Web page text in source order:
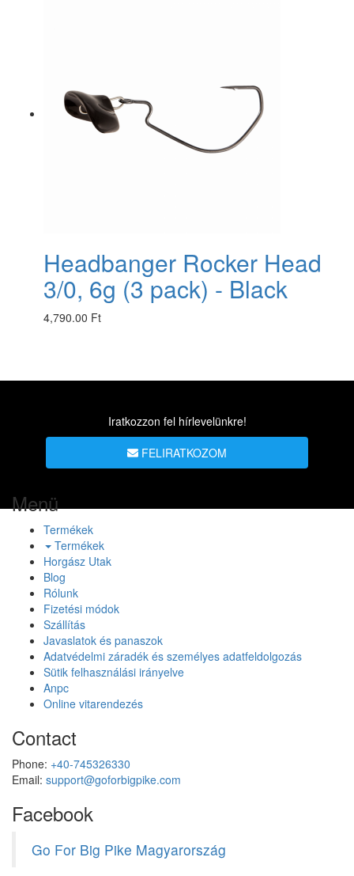
Headbanger Rocker Head
3/0, 6g (3 pack) - Black
4,790.00 Ft
Iratkozzon fel hírlevelünkre!
FELIRATKOZOM
Menü
Termékek
Termékek
Horgász Utak
Blog
Rólunk
Fizetési módok
Szállítás
Javaslatok és panaszok
Adatvédelmi záradék és személyes adatfeldolgozás
Sütik felhasználási irányelve
Anpc
Online vitarendezés
Contact
Phone: +40-745326330
Email: support@goforbigpike.com
Facebook
Go For Big Pike Magyarország